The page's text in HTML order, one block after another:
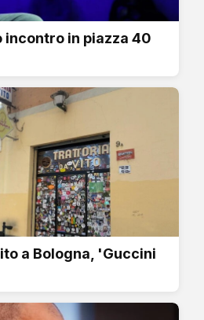
in piazza 40
a Bologna, 'Guccini